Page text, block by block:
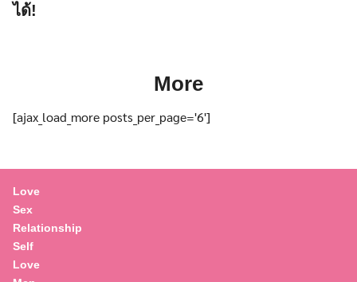
ได้!
More
[ajax_load_more posts_per_page='6']
Love
Sex
Relationship
Self
Love